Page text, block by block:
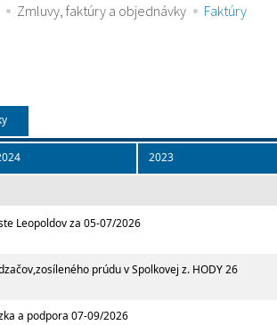
Zmluvy, faktúry a objednávky Faktúry